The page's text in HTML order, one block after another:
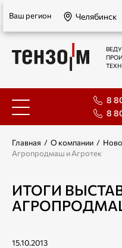
Челябинск
Ваш регион Челябинск
8
8
Главная / О компании /
Агропродмаш и Агротек
ИТОГИ
15.10.2013